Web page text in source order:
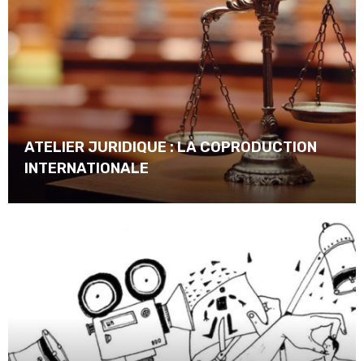
ATELIER JURIDIQUE : LA COPRODUCTION
INTERNATIONALE